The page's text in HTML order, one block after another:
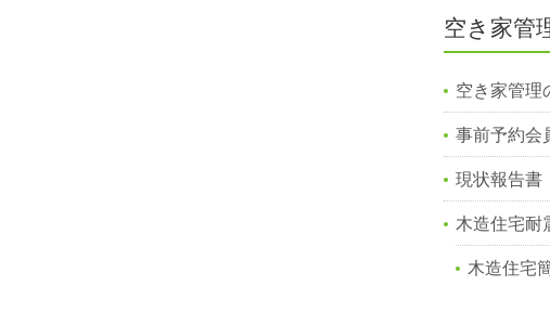
空き家管
空き家管理
事前予約会
現状報告書
木造住宅耐
木造住宅